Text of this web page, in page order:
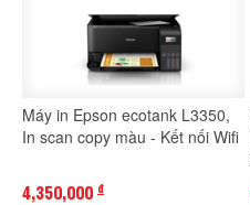
Máy in Epson ecotank L3350,
In scan copy màu - Kết nối Wifi
4,350,000 đ